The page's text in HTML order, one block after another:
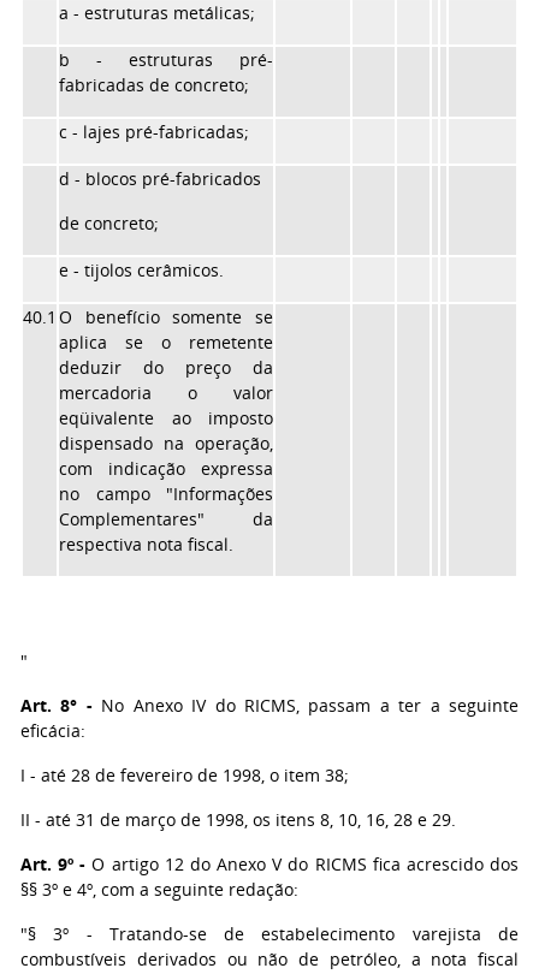
a - estruturas metálicas;
b - estruturas pré-
fabricadas de concreto;
c - lajes pré-fabricadas;
d - blocos pré-fabricados
de concreto;
e - tijolos cerâmicos.
40.1 O benefício somente se
aplica se o remetente
deduzir do preço da
mercadoria o valor
eqüivalente ao imposto
dispensado na operação,
com indicação expressa
no campo "Informações
Complementares" da
respectiva nota fiscal.
"
Art. 8° -No Anexo IV do RICMS, passam a ter a seguinte
eficácia:
I - até 28 de fevereiro de 1998, o item 38;
II - até 31 de março de 1998, os itens 8, 10, 16, 28 e 29.
Art. 9º - O artigo 12 do Anexo V do RICMS fica acrescido dos
§§ 3º e 4º, com a seguinte redação:
"§ 3º - Tratando-se de estabelecimento varejista de
combustíveis derivados ou não de petróleo, a nota fiscal